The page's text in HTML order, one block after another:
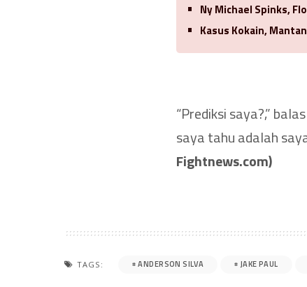
Ny Michael Spinks,
Kasus Kokain,
“Prediksi saya?,”
saya tahu adalah
Fightnews.com)
TAGS: ANDERSON SILVA JAKE PAUL